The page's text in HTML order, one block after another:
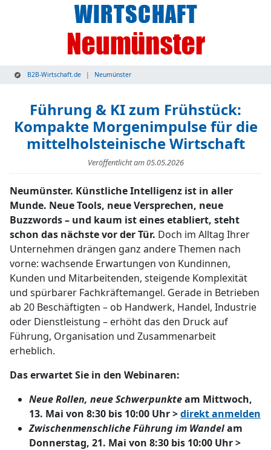
B2B-Wirtschaft.de Neumünster
Führung & KI zum Frühstück:
Kompakte Morgenimpulse für die
mittelholsteinische Wirtschaft
Veröffentlicht am05.05.2026
Neumünster. Künstliche Intelligenz ist in aller
Munde. Neue Tools, neue Versprechen, neue
Buzzwords – und kaum ist eines etabliert, steht
schon das nächste vor der Tür. Doch im Alltag Ihrer
Unternehmen drängen ganz andere Themen nach
vorne: wachsende Erwartungen von Kundinnen,
Kunden und Mitarbeitenden, steigende Komplexität
und spürbarer Fachkräftemangel. Gerade in Betrieben
ab 20 Beschäftigten – ob Handwerk, Handel, Industrie
oder Dienstleistung – erhöht das den Druck auf
Führung, Organisation und Zusammenarbeit
erheblich.
Das erwartet Sie in den Webinaren:
Neue Rollen, neue Schwerpunkteam Mittwoch,
13. Mai von 8:30 bis 10:00 Uhr >direkt anmelden
Zwischenmenschliche Führung im Wandelam
Donnerstag, 21. Mai von 8:30 bis 10:00 Uhr >